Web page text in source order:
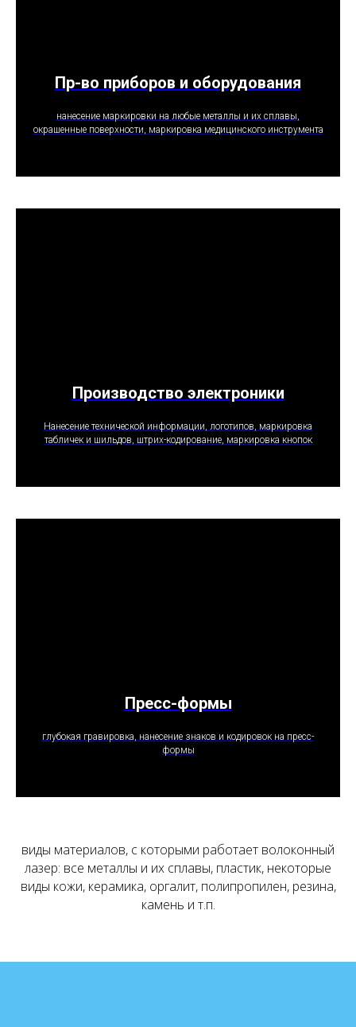
Пр-во приборов и оборудования
нанесение маркировки на любые металлы и их сплавы,
окрашенные поверхности, маркировка медицинского инструмента
ПОЛУЧИТЬ ПРЕДЛОЖЕНИЕ
Производство электроники
Нанесение технической информации, логотипов, маркировка
табличек и шильдов, штрих-кодирование, маркировка кнопок
ПОЛУЧИТЬ ПРЕДЛОЖЕНИЕ
Пресс-формы
глубокая гравировка, нанесение знаков и кодировок на пресс-
формы
ПОЛУЧИТЬ ПРЕДЛОЖЕНИЕ
виды материалов, с которыми работает волоконный
лазер: все металлы и их сплавы, пластик, некоторые
виды кожи, керамика, оргалит, полипропилен, резина,
камень и т.п.